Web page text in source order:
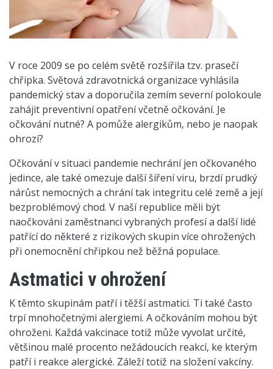
V roce 2009 se po celém světě rozšířila tzv. prasečí
chřipka. Světová zdravotnická organizace vyhlásila
pandemický stav a doporučila zemím severní polokoule
zahájit preventivní opatření včetně očkování. Je
očkování nutné? A pomůže alergikům, nebo je naopak
ohrozí?
Očkování v situaci pandemie nechrání jen očkovaného
jedince, ale také omezuje další šíření viru, brzdí prudký
nárůst nemocných a chrání tak integritu celé země a její
bezproblémový chod. V naší republice měli být
naočkováni zaměstnanci vybraných profesí a další lidé
patřící do některé z rizikových skupin více ohrožených
při onemocnění chřipkou než běžná populace.
Astmatici v ohrožení
K těmto skupinám patří i těžší astmatici. Ti také často
trpí mnohočetnými alergiemi. A očkováním mohou být
ohroženi. Každá vakcinace totiž může vyvolat určité,
většinou malé procento nežádoucích reakcí, ke kterým
patří i reakce alergické. Záleží totiž na složení vakcíny.